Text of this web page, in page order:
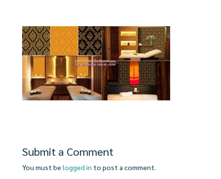
Submit a Comment
You must be logged in to post a comment.